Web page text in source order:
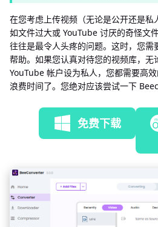
在您考虑上传视频（无论是公开还是私
如文件过大或 YouTube 讨厌的奇怪文
往往是最令人头疼的问题。这时，您需
帮助。如果您认真对待您的视频库，无
YouTube 帐户设为私人，您都需要高
浪费时间了。您绝对应该尝试一下
免费下载